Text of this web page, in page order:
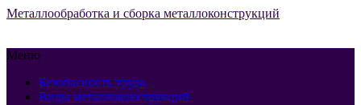
Металлообработка и сборка металлоконструкций
Меню
Безопасность труда
Виды металлоконструкций